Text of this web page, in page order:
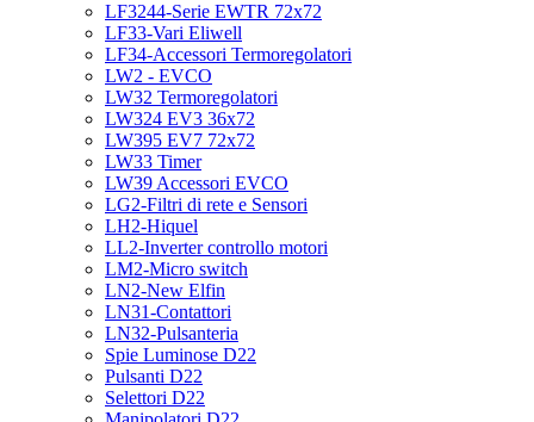
LF3244-Serie EWTR 72x72
LF33-Vari Eliwell
LF34-Accessori Termoregolatori
LW2 - EVCO
LW32 Termoregolatori
LW324 EV3 36x72
LW395 EV7 72x72
LW33 Timer
LW39 Accessori EVCO
LG2-Filtri di rete e Sensori
LH2-Hiquel
LL2-Inverter controllo motori
LM2-Micro switch
LN2-New Elfin
LN31-Contattori
LN32-Pulsanteria
Spie Luminose D22
Pulsanti D22
Selettori D22